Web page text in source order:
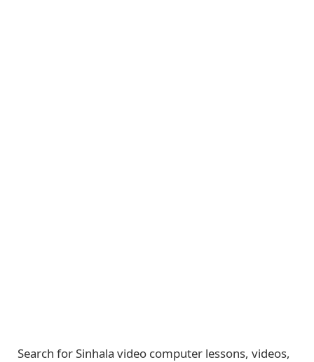
Search for Sinhala video computer lessons, videos,